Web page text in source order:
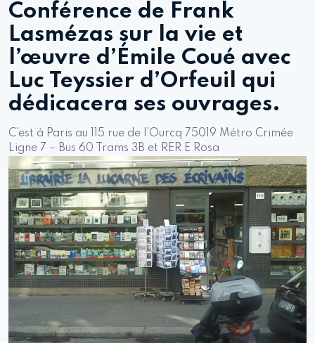
Conférence de Frank
Lasmézas sur la vie et
l’œuvre d’Émile Coué avec
Luc Teyssier d’Orfeuil qui
dédicacera ses ouvrages.
C’est à Paris au 115 rue de l’Ourcq 75019 Métro Crimée
Ligne 7 – Bus 60 Trams 3B et RER E Rosa